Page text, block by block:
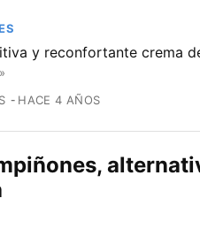
y reconfortante crema
HACE 4 AÑOS